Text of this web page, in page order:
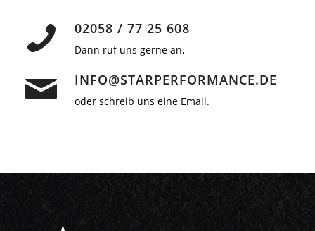
02058 / 77 25 608
Dann ruf uns gerne an,
INFO@STARPERFORMANCE.DE
oder schreib uns eine Email.